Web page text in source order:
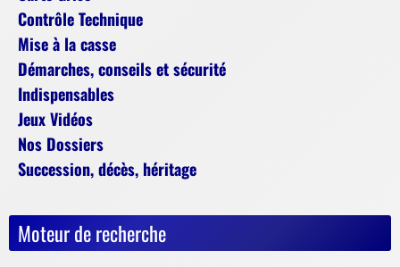
Contrôle Technique
Mise à la casse
Démarches, conseils et sécurité
Indispensables
Jeux Vidéos
Nos Dossiers
Succession, décès, héritage
Moteur de recherche